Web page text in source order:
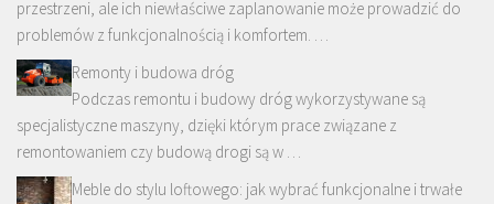
przestrzeni, ale ich niewłaściwe zaplanowanie może prowadzić do
problemów z funkcjonalnością i komfortem. …
Remonty i budowa dróg
Podczas remontu i budowy dróg wykorzystywane są
specjalistyczne maszyny, dzięki którym prace związane z
remontowaniem czy budową drogi są w …
Meble do stylu loftowego: jak wybrać funkcjonalne i trwałe